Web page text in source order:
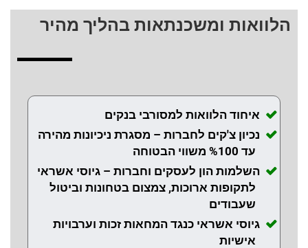
הלוואות ומשכנתאות בהליך מהיר
איחוד הלוואות למסורבי בנקים
נכיון צ'קים לחברות – מסגרת ניכיונות מהירה
עד %100 משווי הבטוחה
השלמות הון לעסקים וחברות – גיוסי אשראי
לתקופות ארוכות, צמצום בטחונות וביטול
שעבודים
גיוסי אשראי כנגד המחאות זכות וערבויות
אישיות